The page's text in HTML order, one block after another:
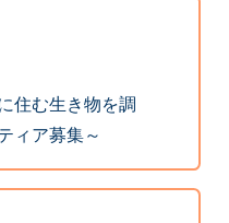
住む生き物を調
ィア募集～